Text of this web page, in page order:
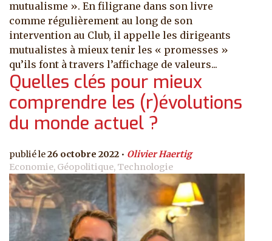
mutualisme ». En filigrane dans son livre
comme régulièrement au long de son
intervention au Club, il appelle les dirigeants
mutualistes à mieux tenir les « promesses »
qu’ils font à travers l’affichage de valeurs...
Quelles clés pour mieux
comprendre les (r)évolutions
du monde actuel ?
26 octobre 2022
Olivier Haertig
Economie, Géopolitique, Technologie